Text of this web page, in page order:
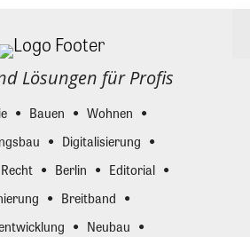
Lösungen für Profis
Bauen
Wohnen
Digitalisierung
Recht Berlin
Editorial
Breitband
Neubau